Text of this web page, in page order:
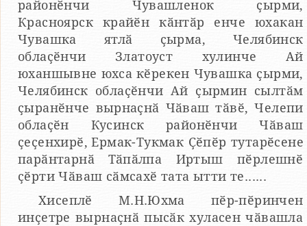
районӗнчи Чувашленок ҫырми,
Красноярск крайӗн кӑнтӑр енче юхакан
Чувашка ятлӑ ҫырма, Челябинск
облаҫӗнчи Златоуст хулинче Ай
юханшывне юхса кӗрекен Чувашка ҫырми,
Челябинск облаҫӗнчи Ай ҫырмин сылтӑм
ҫыранӗнче вырнаҫнӑ Чӑваш тӑвӗ, Челепи
облаҫӗн Кусинск районӗнчи Чӑваш
ҫеҫенхирӗ, Ермак-Тукмак Ҫӗпӗр тутарӗсене
парӑнтарнӑ Тӑпӑлпа Иртыш пӗрлешнӗ
ҫӗрти Чӑваш сӑмсахӗ тата ытти те......
Хисеплӗ М.Н.Юхма пӗр-пӗринчен
инҫетре вырнаҫнӑ пысӑк хуласен чӑвашла